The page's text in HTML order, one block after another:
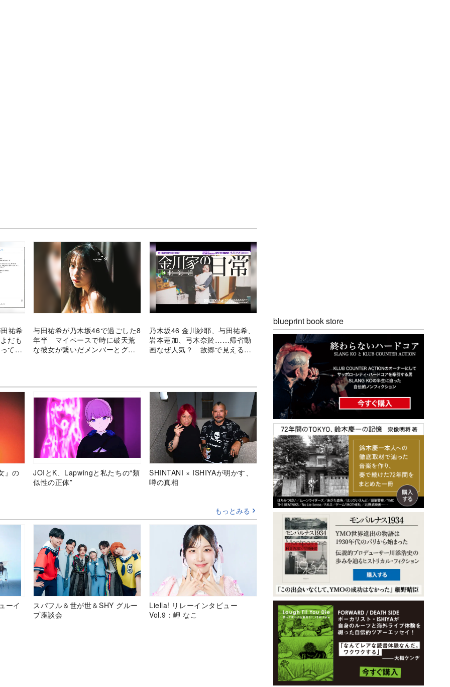
祐希
だも
てき
与田祐希が乃木坂46で過ごした8
年半 マイペースで時に破天荒
な彼女が繋いだメンバーとグル
乃木坂46 金川紗耶、与田祐希、
岩本蓮加、弓木奈於……帰省動
画なぜ人気？ 故郷で見えるメ
』の
JOIとK、Lapwingと私たちの“類
似性の正体”
SHINTANI × ISHIYAが明かす、
噂の真相
もっとみる
ーイ
スパフル＆世が世＆SHY グルー
プ座談会
Liella! リレーインタビュー
Vol.9：岬 なこ
blueprint book store